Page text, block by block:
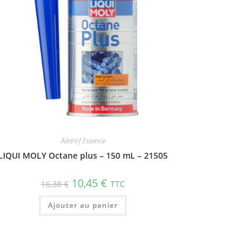
Additif Essence
MOLY Octane plus – 150 mL – 21505
16,38€ 10,45 € TTC
Ajouter au panier